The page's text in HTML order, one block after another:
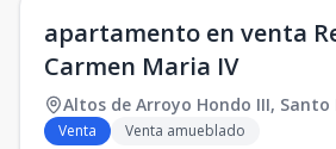
apartamento en venta
Carmen Maria IV
Altos de Arroyo Hondo III, Santo
Venta Venta amueblado